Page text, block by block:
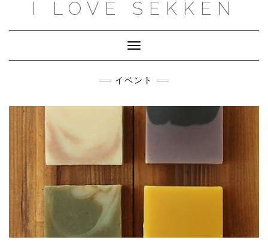
I LOVE SEKKEN
Toggle
Navigation
イベント